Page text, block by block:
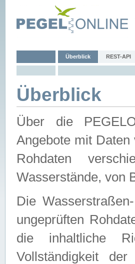
Überblick REST-API
Überblick
Über die
Angebote mit
Rohdaten
Wasserstände, von
Die
ungeprüften
die inhaltliche
Vollständigkeit